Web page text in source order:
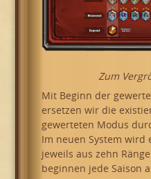
Zum
Mit Beginn der
ersetzen wir die
gewerteten Modus
Im neuen System wird
jeweils aus zehn
beginnen jede Saison